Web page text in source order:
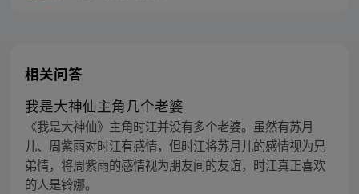
相关问答
我是大神仙主角几个老婆
《我是大神仙》主角时江并没有多个老婆。虽然有苏月
儿、周紫雨对时江有感情，但时江将苏月儿的感情视为兄
弟情，将周紫雨的感情视为朋友间的友谊，时江真正喜欢
的人是铃娜。